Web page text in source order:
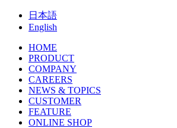
日本語
English
HOME
PRODUCT
COMPANY
CAREERS
NEWS & TOPICS
CUSTOMER
FEATURE
ONLINE SHOP